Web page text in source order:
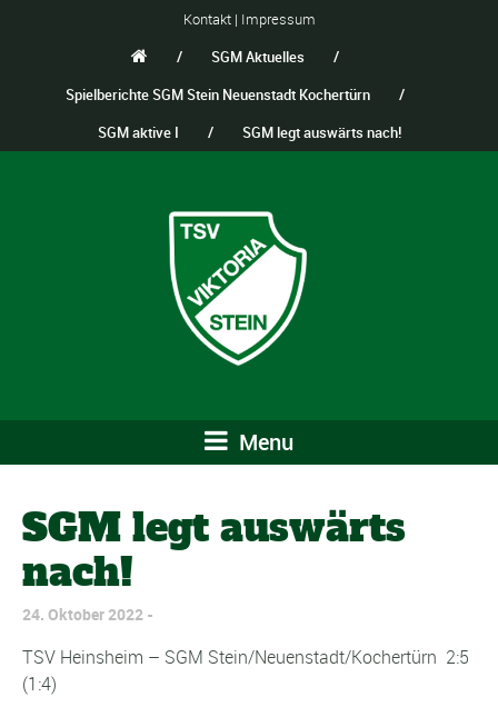
Kontakt| Impressum
/
SGM Aktuelles
/
Spielberichte SGM Stein Neuenstadt Kochertürn
/
SGM aktive I
/ SGM legt auswärts nach!
Menu
SGM legt auswärts
nach!
24. Oktober 2022
TSV Heinsheim – SGM Stein/Neuenstadt/Kochertürn 2:5
(1:4)